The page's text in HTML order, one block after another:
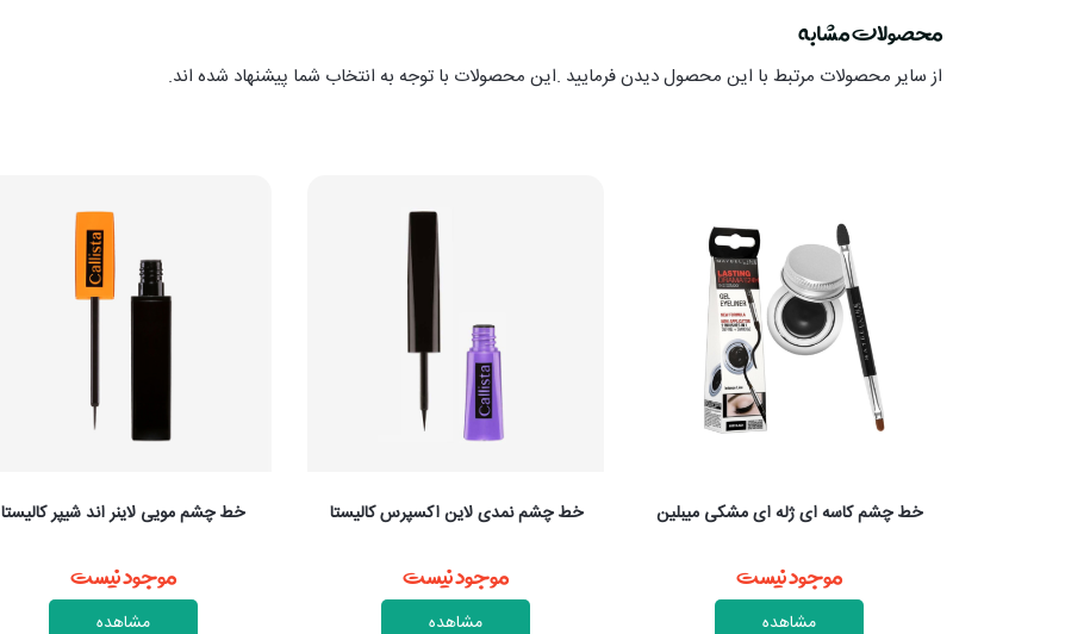
محصولات مشابه
از سایر محصولات مرتبط با این محصول دیدن فرمایید .این محصولات با توجه به انتخاب شما پیشنهاد شده اند.
خط چشم کاسه ای ژله ای مشکی میبلین
موجود نیست
مشاهده
خط چشم نمدی لاین اکسپرس کالیستا
موجود نیست
مشاهده
خط چشم مویی لاینر اند شیپر کالیستا
موجود نیست
مشاهده